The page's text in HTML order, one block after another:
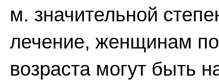
м. значительной
лечение, женщинам
возраста могут быть